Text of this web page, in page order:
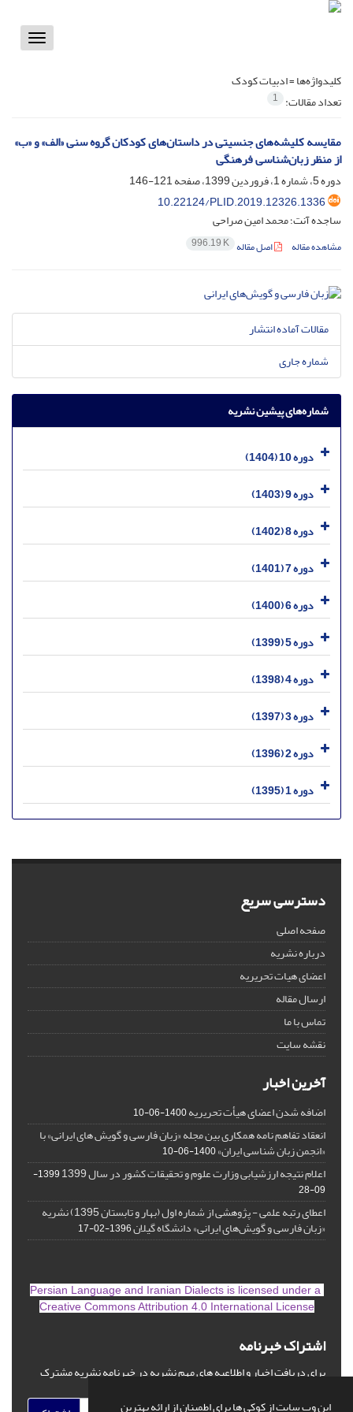
این وب سایت از کوکی ها برای اطمینان از ارائه بهترین
Toggle
کلیدواژه‌ها =ادبیات کودک
تعداد مقالات: 1
مقایسه کلیشه‌های جنسیتی در داستان‌های کودکان گروه سنی «الف» و «ب»
از منظر زبان‌شناسی فرهنگی
دوره 5، شماره 1، فروردین 1399، صفحه
121-146
10.22124/PLID.2019.12326.1336
ساجده آنت؛ محمد امین صراحی
مشاهده مقاله اصل مقاله 996.19 K
مقالات آماده انتشار
شماره جاری
شماره‌های پیشین نشریه
دوره 10 (1404)
دوره 9 (1403)
دوره 8 (1402)
دوره 7 (1401)
دوره 6 (1400)
دوره 5 (1399)
دوره 4 (1398)
دوره 3 (1397)
دوره 2 (1396)
دوره 1 (1395)
دسترسی سریع
صفحه اصلی
درباره نشریه
اعضای هیات تحریریه
ارسال مقاله
تماس با ما
نقشه سایت
آخرین اخبار
اضافه شدن اعضای هیأت تحریریه1400-06-10
انعقاد تفاهم نامه همکاری بین مجله «زبان فارسی و گویش های ایرانی» با
«انجمن زبان شناسی ایران»1400-06-10
اعلام نتیجه ارزشیابی وزارت علوم و تحقیقات کشور در سال 1399
1399-
09-28
اعطای رتبه علمی - پژوهشی از شماره اول (بهار و تابستان 1395) نشریه
«زبان فارسی و گویش‌های ایرانی» دانشگاه گیلان1396-02-17
is licensed under a
Creative Commons Attribution 4.0 International License
اشتراک خبرنامه
برای دریافت اخبار و اطلاعیه های مهم نشریه در خبرنامه نشریه مشترک